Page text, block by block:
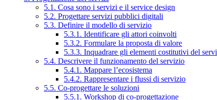
5.1. Cosa sono i servizi e il service design
5.2. Progettare servizi pubblici digitali
5.3. Definire il modello di servizio
5.3.1. Identificare gli attori coinvolti
5.3.2. Formulare la proposta di valore
5.3.3. Inquadrare gli elementi costitutivi del
5.4. Descrivere il funzionamento del servizio
5.4.1. Mappare l’ecosistema
5.4.2. Rappresentare i flussi di servizio
5.5. Co-progettare le soluzioni
5.5.1. Workshop di co-progettazione